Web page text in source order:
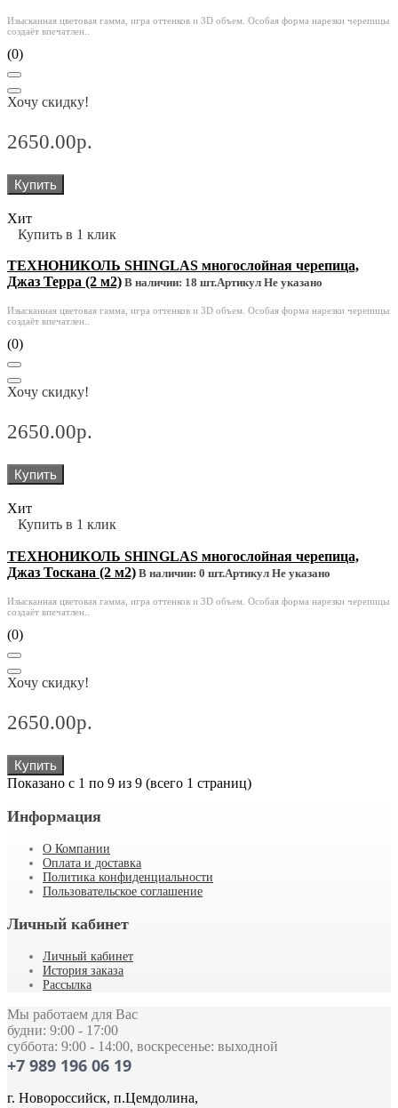
Изысканная цветовая гамма, игра оттенков и 3D объем. Особая форма нарезки черепицы
создаёт впечатлен..
(0)
Хочу скидку!
2650.00р.
Купить
Хит
Купить в 1 клик
ТЕХНОНИКОЛЬ SHINGLAS многослойная черепица,
Джаз Терра (2 м2) В наличии: 18 шт.Артикул Не указано
Изысканная цветовая гамма, игра оттенков и 3D объем. Особая форма нарезки черепицы
создаёт впечатлен..
(0)
Хочу скидку!
2650.00р.
Купить
Хит
Купить в 1 клик
ТЕХНОНИКОЛЬ SHINGLAS многослойная черепица,
Джаз Тоскана (2 м2) В наличии: 0 шт.Артикул Не указано
Изысканная цветовая гамма, игра оттенков и 3D объем. Особая форма нарезки черепицы
создаёт впечатлен..
(0)
Хочу скидку!
2650.00р.
Купить
Показано с 1 по 9 из 9 (всего 1 страниц)
Информация
О Компании
Оплата и доставка
Политика конфиденциальности
Пользовательское соглашение
Личный кабинет
Личный кабинет
История заказа
Рассылка
Мы работаем для Вас
будни: 9:00 - 17:00
суббота: 9:00 - 14:00, воскресенье: выходной
+7 989 196 06 19
г. Новороссийск, п.Цемдолина,